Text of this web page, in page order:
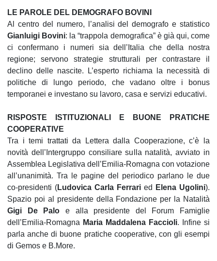
LE PAROLE DEL DEMOGRAFO BOVINI
Al centro del numero, l’analisi del demografo e statistico
Gianluigi Bovini: la “trappola demografica” è già qui, come
ci confermano i numeri sia dell’Italia che della nostra
regione; servono strategie strutturali per contrastare il
declino delle nascite. L’esperto richiama la necessità di
politiche di lungo periodo, che vadano oltre i bonus
temporanei e investano su lavoro, casa e servizi educativi.
RISPOSTE ISTITUZIONALI E BUONE PRATICHE
COOPERATIVE
Tra i temi trattati da Lettera dalla Cooperazione, c’è la
novità dell’Intergruppo consiliare sulla natalità, avviato in
Assemblea Legislativa dell’Emilia-Romagna con votazione
all’unanimità. Tra le pagine del periodico parlano le due
co-presidenti (Ludovica Carla Ferrari ed Elena Ugolini).
Spazio poi al presidente della Fondazione per la Natalità
Gigi De Palo e alla presidente del Forum Famiglie
dell’Emilia-Romagna Maria Maddalena Faccioli. Infine si
parla anche di buone pratiche cooperative, con gli esempi
di Gemos e B.More.